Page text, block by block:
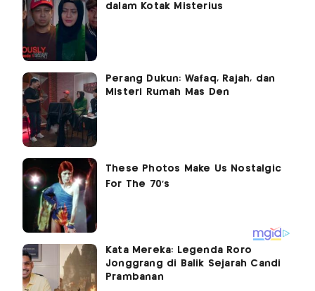
dalam Kotak Misterius
Perang Dukun: Wafaq, Rajah, dan
Misteri Rumah Mas Den
Kata Mereka: Legenda Roro
Jonggrang di Balik Sejarah Candi
Prambanan